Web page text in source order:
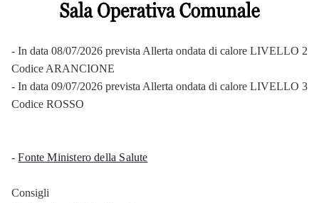
- In data 08/07/2026 prevista Allerta ondata di calore LIVELLO 2
Codice ARANCIONE
- In data 09/07/2026 prevista Allerta ondata di calore LIVELLO 3
Codice ROSSO
-Fonte Ministero della Salute
Consigli